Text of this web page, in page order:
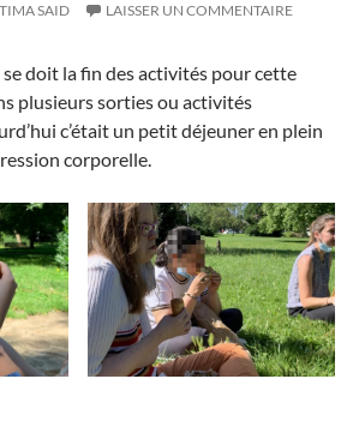
SAID LAISSER UN COMMENTAIRE
doit la fin des activités pour cette
plusieurs sorties ou activités
c’était un petit déjeuner en plein
corporelle.